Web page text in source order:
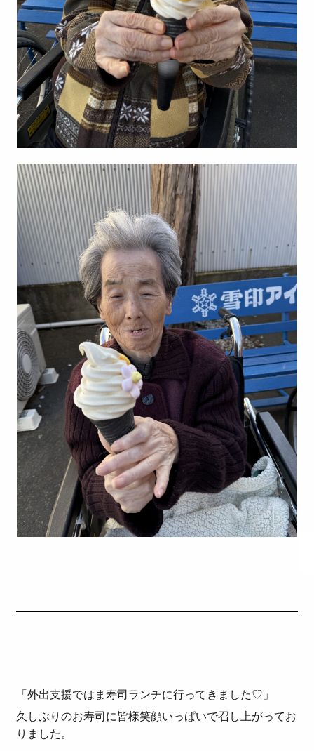
「外出支援ではま寿司ランチに行ってきました♡」
久しぶりのお寿司に皆様笑顔いっぱいで召し上がってお
りました。